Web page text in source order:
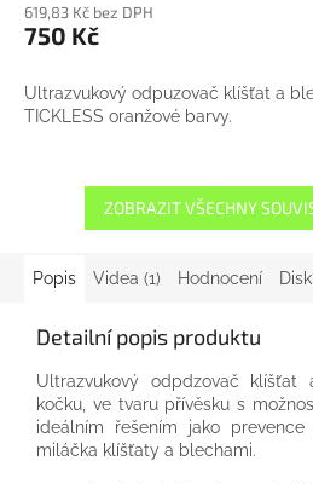
619,83 Kč bez DPH
750 Kč
Ultrazvukový odpuzovač klíšťat a
TICKLESS oranžové barvy.
ZOBRAZIT VŠECHNY
Popis Videa (1) Hodnocení
Detailní popis produktu
Ultrazvukový odpdzovač
kočku, ve tvaru přívěsku s
ideálním řešením jako
miláčka klíšťaty a blechami.